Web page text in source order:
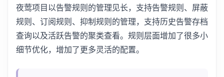
夜莺项目以告警规则的管理见长，支持告警规则、屏蔽
规则、订阅规则、抑制规则的管理，支持历史告警存档
查询以及活跃告警的聚类查看。规则层面增加了很多小
细节优化，增加了更多灵活的配置。